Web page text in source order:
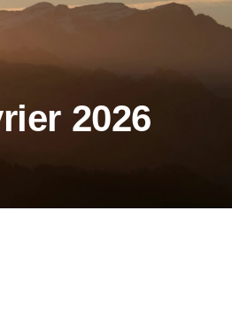
2026